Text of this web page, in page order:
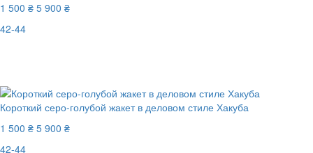
1 500 ₴ 5 900 ₴
42-44
Короткий серо-голубой жакет в деловом стиле Хакуба
1 500 ₴ 5 900 ₴
42-44